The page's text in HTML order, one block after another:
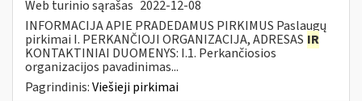
Web turinio sąrašas 2022-12-08
INFORMACIJA APIE PRADEDAMUS PIRKIMUS Paslaugų
pirkimai I. PERKANČIOJI ORGANIZACIJA, ADRESAS IR
KONTAKTINIAI DUOMENYS: I.1. Perkančiosios
organizacijos pavadinimas...
Pagrindinis:Viešieji pirkimai